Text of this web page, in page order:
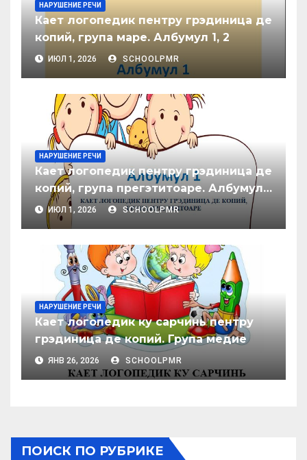
НАРУШЕНИЕ РЕЧИ
Кает логопедик пентру грэдиница де
копий, група маре. Албумул 1, 2
ИЮЛ 1, 2026 SCHOOLPMR
НАРУШЕНИЕ РЕЧИ
Кает логопедик пентру грэдиница де
копий, група прегэтитоаре. Албумул
1, 2, 3
ИЮЛ 1, 2026 SCHOOLPMR
НАРУШЕНИЕ РЕЧИ
Кает логопедик ку сарчинь пентру
грэдиница де копий. Група медие
ЯНВ 26, 2026 SCHOOLPMR
ПОИСК ПО РУБРИКЕ